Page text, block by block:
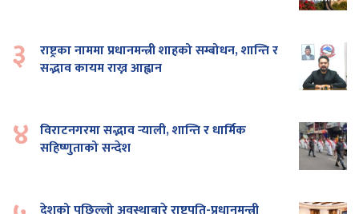
३
राष्ट्रका नाममा प्रधानमन्त्री शाहको सम्बोधन, शान्ति र
सद्भाव कायम राख्न आह्वान
४ विराटनगरमा सद्भाव र्‍याली, शान्ति र धार्मिक
सहिष्णुताको सन्देश